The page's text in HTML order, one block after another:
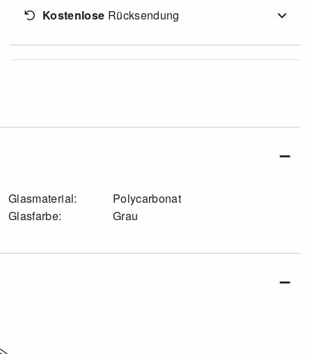
Kostenlose Rücksendung
Glasmaterial:
Polycarbonat
Glasfarbe:
Grau